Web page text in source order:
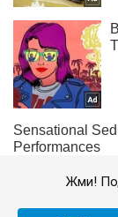
Жми!